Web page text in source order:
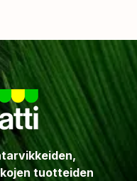
tuotteiden